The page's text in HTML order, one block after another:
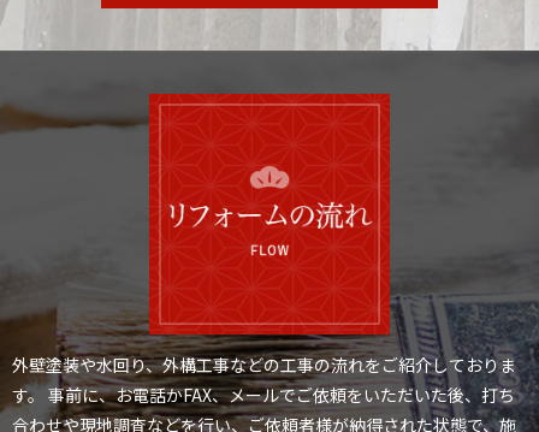
外壁塗装や水回り、外構工事などの工事の流れをご紹介しておりま
す。 事前に、お電話かFAX、メールでご依頼をいただいた後、打ち
合わせや現地調査などを行い、ご依頼者様が納得された状態で、施